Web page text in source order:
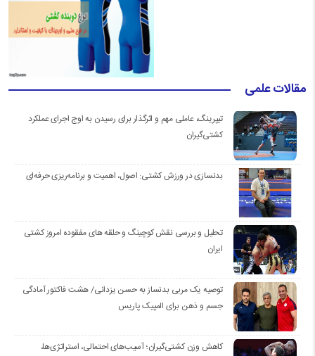
مقالات علمی
تیپرینگ، عاملی مهم و اثرگذار برای رسیدن به اوج اجرای عملکرد
کشتی‌گیران
بدنسازی در ورزش کشتی: اصول، اهمیت و برنامه‌ریزی حرفه‌ای
تحلیل و بررسی نقش کوچینگ و حلقه های مفقوده امروز کشتی
ایران
توصیه یک مربی بدنساز به حسن یزدانی/ هشت فاکتور آمادگی
جسم و ذهن برای المپیک پاریس
کاهش وزن کشتی‌گیران؛ آسیب‌های احتمالی، استراتژی‌ها،